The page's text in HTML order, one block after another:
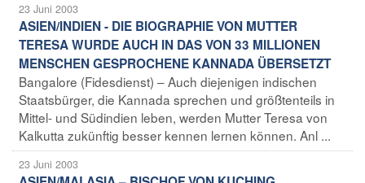
23 Juni 2003
ASIEN/INDIEN - DIE BIOGRAPHIE VON MUTTER
TERESA WURDE AUCH IN DAS VON 33 MILLIONEN
MENSCHEN GESPROCHENE KANNADA ÜBERSETZT
Bangalore (Fidesdienst) – Auch diejenigen indischen
Staatsbürger, die Kannada sprechen und größtenteils in
Mittel- und Südindien leben, werden Mutter Teresa von
Kalkutta zukünftig besser kennen lernen können. Anl ...
23 Juni 2003